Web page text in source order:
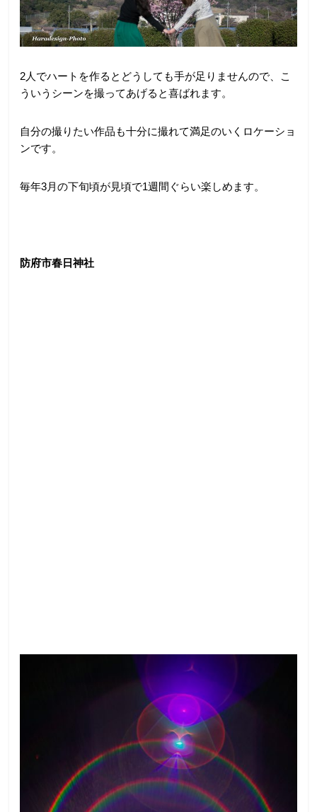
2人でハートを作るとどうしても手が足りませんので、こ
ういうシーンを撮ってあげると喜ばれます。
自分の撮りたい作品も十分に撮れて満足のいくロケーショ
ンです。
毎年3月の下旬頃が見頃で1週間ぐらい楽しめます。
防府市春日神社